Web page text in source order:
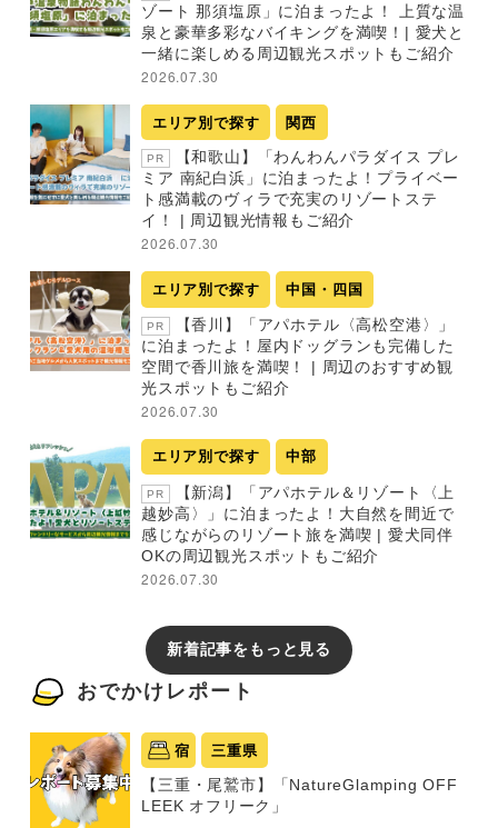
ゾート 那須塩原」に泊まったよ！ 上質な温
泉と豪華多彩なバイキングを満喫！| 愛犬と
一緒に楽しめる周辺観光スポットもご紹介
2026.07.30
エリア別で探す 関西
PR
【和歌山】「わんわんパラダイス プレ
ミア 南紀白浜」に泊まったよ！プライベー
ト感満載のヴィラで充実のリゾートステ
イ！ | 周辺観光情報もご紹介
2026.07.30
エリア別で探す 中国・四国
PR
【香川】「アパホテル〈高松空港〉」
に泊まったよ！屋内ドッグランも完備した
空間で香川旅を満喫！ | 周辺のおすすめ観
光スポットもご紹介
2026.07.30
エリア別で探す 中部
PR
【新潟】「アパホテル＆リゾート〈上
越妙高〉」に泊まったよ！大自然を間近で
感じながらのリゾート旅を満喫 | 愛犬同伴
OKの周辺観光スポットもご紹介
2026.07.30
新着記事をもっと見る
おでかけレポート
宿 三重県
【三重・尾鷲市】「NatureGlamping OFF
LEEK オフリーク」